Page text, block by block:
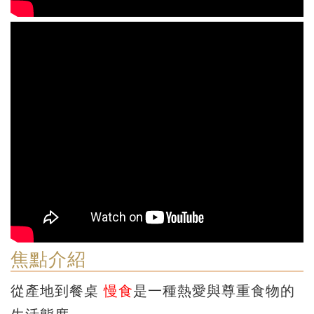
焦點介紹
從產地到餐桌慢食是一種熱愛與尊重食物的